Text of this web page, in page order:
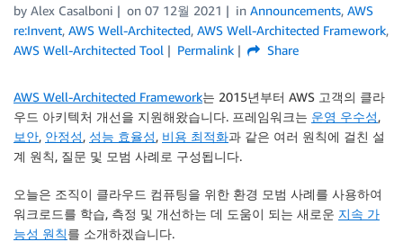
by Alex Casalboni on 07 12월 2021 in Announcements, AWS
re:Invent, AWS Well-Architected, AWS Well-Architected Framework,
AWS Well-Architected Tool
Permalink Share
AWS Well-Architected Framework는 2015년부터 AWS 고객의 클라
우드 아키텍처 개선을 지원해왔습니다. 프레임워크는 운영 우수성,
보안, 안정성, 성능 효율성, 비용 최적화과 같은 여러 원칙에 걸친 설
계 원칙, 질문 및 모범 사례로 구성됩니다.
오늘은 조직이 클라우드 컴퓨팅을 위한 환경 모범 사례를 사용하여
워크로드를 학습, 측정 및 개선하는 데 도움이 되는 새로운 지속 가
능성 원칙를 소개하겠습니다.